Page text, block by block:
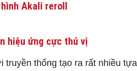
Akali reroll
hiệu ứng cực thú vị
thống tạo ra rất nhiều